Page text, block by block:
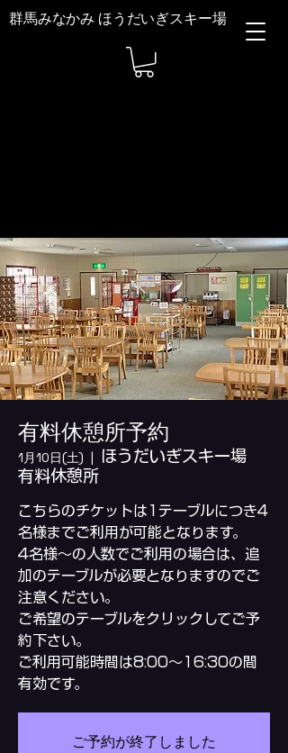
群馬みなかみ ほうだいぎスキー場
有料休憩所予約
1月10日(土)
  |
ほうだいぎスキー場
有料休憩所
こちらのチケットは1テーブルにつき4
名様までご利用が可能となります。
4名様～の人数でご利用の場合は、追
加のテーブルが必要となりますのでご
注意ください。
ご希望のテーブルをクリックしてご予
約下さい。
ご利用可能時間は8:00～16:30の間
ご予約が終了しました